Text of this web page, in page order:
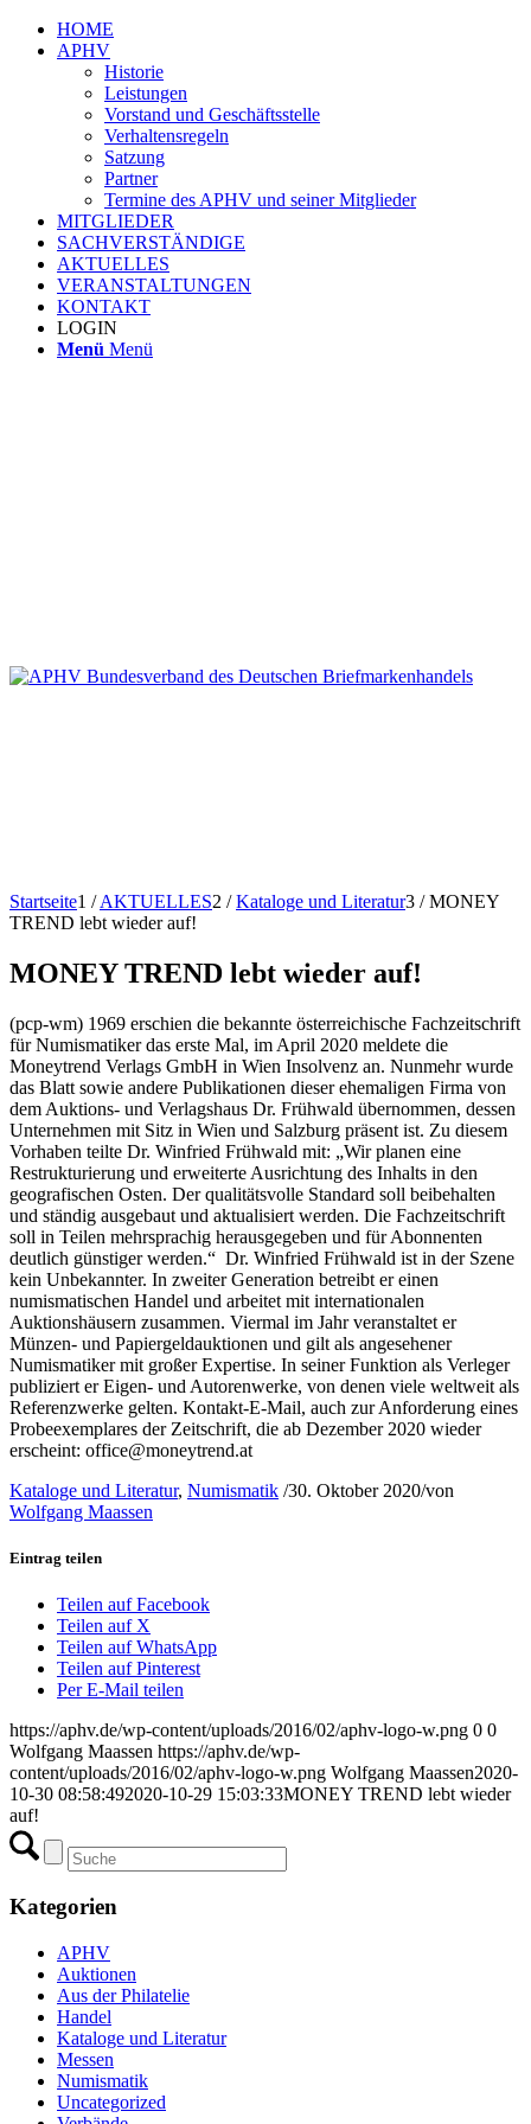
HOME
APHV
Historie
Leistungen
Vorstand und Geschäftsstelle
Verhaltensregeln
Satzung
Partner
Termine des APHV und seiner Mitglieder
MITGLIEDER
SACHVERSTÄNDIGE
AKTUELLES
VERANSTALTUNGEN
KONTAKT
LOGIN
Menü Menü
Startseite1 / AKTUELLES2 / Kataloge und Literatur3 / MONEY
TREND lebt wieder auf!
MONEY TREND lebt wieder auf!
(pcp-wm) 1969 erschien die bekannte österreichische Fachzeitschrift
für Numismatiker das erste Mal, im April 2020 meldete die
Moneytrend Verlags GmbH in Wien Insolvenz an. Nunmehr wurde
das Blatt sowie andere Publikationen dieser ehemaligen Firma von
dem Auktions- und Verlagshaus Dr. Frühwald übernommen, dessen
Unternehmen mit Sitz in Wien und Salzburg präsent ist. Zu diesem
Vorhaben teilte Dr. Winfried Frühwald mit: „Wir planen eine
Restrukturierung und erweiterte Ausrichtung des Inhalts in den
geografischen Osten. Der qualitätsvolle Standard soll beibehalten
und ständig ausgebaut und aktualisiert werden. Die Fachzeitschrift
soll in Teilen mehrsprachig herausgegeben und für Abonnenten
deutlich günstiger werden.“ Dr. Winfried Frühwald ist in der Szene
kein Unbekannter. In zweiter Generation betreibt er einen
numismatischen Handel und arbeitet mit internationalen
Auktionshäusern zusammen. Viermal im Jahr veranstaltet er
Münzen- und Papiergeldauktionen und gilt als angesehener
Numismatiker mit großer Expertise. In seiner Funktion als Verleger
publiziert er Eigen- und Autorenwerke, von denen viele weltweit als
Referenzwerke gelten. Kontakt-E-Mail, auch zur Anforderung eines
Probeexemplares der Zeitschrift, die ab Dezember 2020 wieder
erscheint: office@moneytrend.at
Kataloge und Literatur, Numismatik /30. Oktober 2020/von
Wolfgang Maassen
Eintrag teilen
Teilen auf Facebook
Teilen auf X
Teilen auf WhatsApp
Teilen auf Pinterest
Per E-Mail teilen
https://aphv.de/wp-content/uploads/2016/02/aphv-logo-w.png 0 0
Wolfgang Maassen https://aphv.de/wp-
content/uploads/2016/02/aphv-logo-w.png Wolfgang Maassen2020-
10-30 08:58:492020-10-29 15:03:33MONEY TREND lebt wieder
auf!
Kategorien
APHV
Auktionen
Aus der Philatelie
Handel
Kataloge und Literatur
Messen
Numismatik
Uncategorized